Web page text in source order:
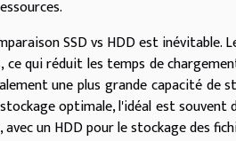
SSD vs HDD est inévitable.
qui réduit les temps de
une plus grande capacité de
optimale, l'idéal est souvent
un HDD pour le stockage des